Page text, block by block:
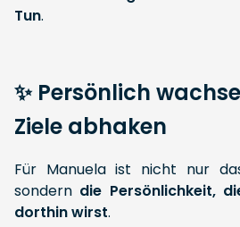
Tun.
✨ Persönlich
Ziele abhaken
Für Manuela ist nicht nur
sondern die Persönlichkeit,
dorthin wirst.